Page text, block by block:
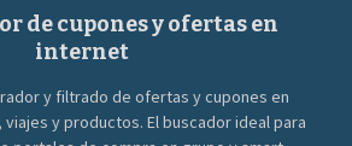
de cupones y ofertas en
internet
y filtrado de ofertas y cupones en
y productos. El buscador ideal para